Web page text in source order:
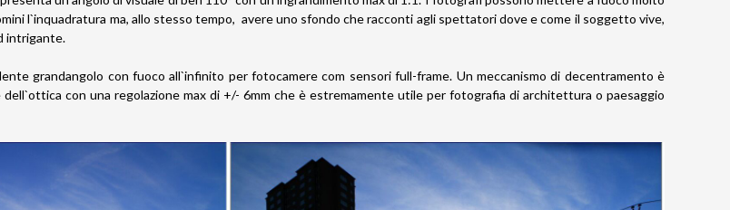
l`inquadratura ma, allo stesso tempo, avere uno sfondo che racconti agli spettatori dove e come il soggetto vive,
intrigante.
grandangolo con fuoco all`infinito per fotocamere com sensori full-frame. Un meccanismo di decentramento è
con una regolazione max di +/- 6mm che è estremamente utile per fotografia di architettura o paesaggio